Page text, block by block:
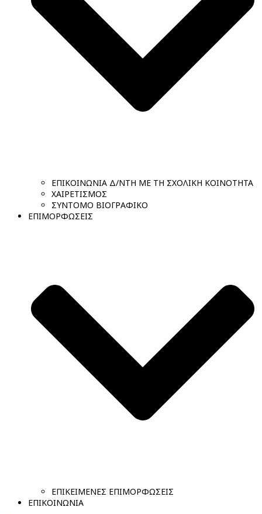
ΕΠΙΚΟΙΝΩΝΙΑ Δ/ΝΤΗ ΜΕ ΤΗ ΣΧΟΛΙΚΗ ΚΟΙΝΟΤΗΤΑ
ΧΑΙΡΕΤΙΣΜΟΣ
ΣΥΝΤΟΜΟ ΒΙΟΓΡΑΦΙΚΟ
ΕΠΙΜΟΡΦΩΣΕΙΣ
ΕΠΙΚΕΙΜΕΝΕΣ ΕΠΙΜΟΡΦΩΣΕΙΣ
ΕΠΙΚΟΙΝΩΝΙΑ